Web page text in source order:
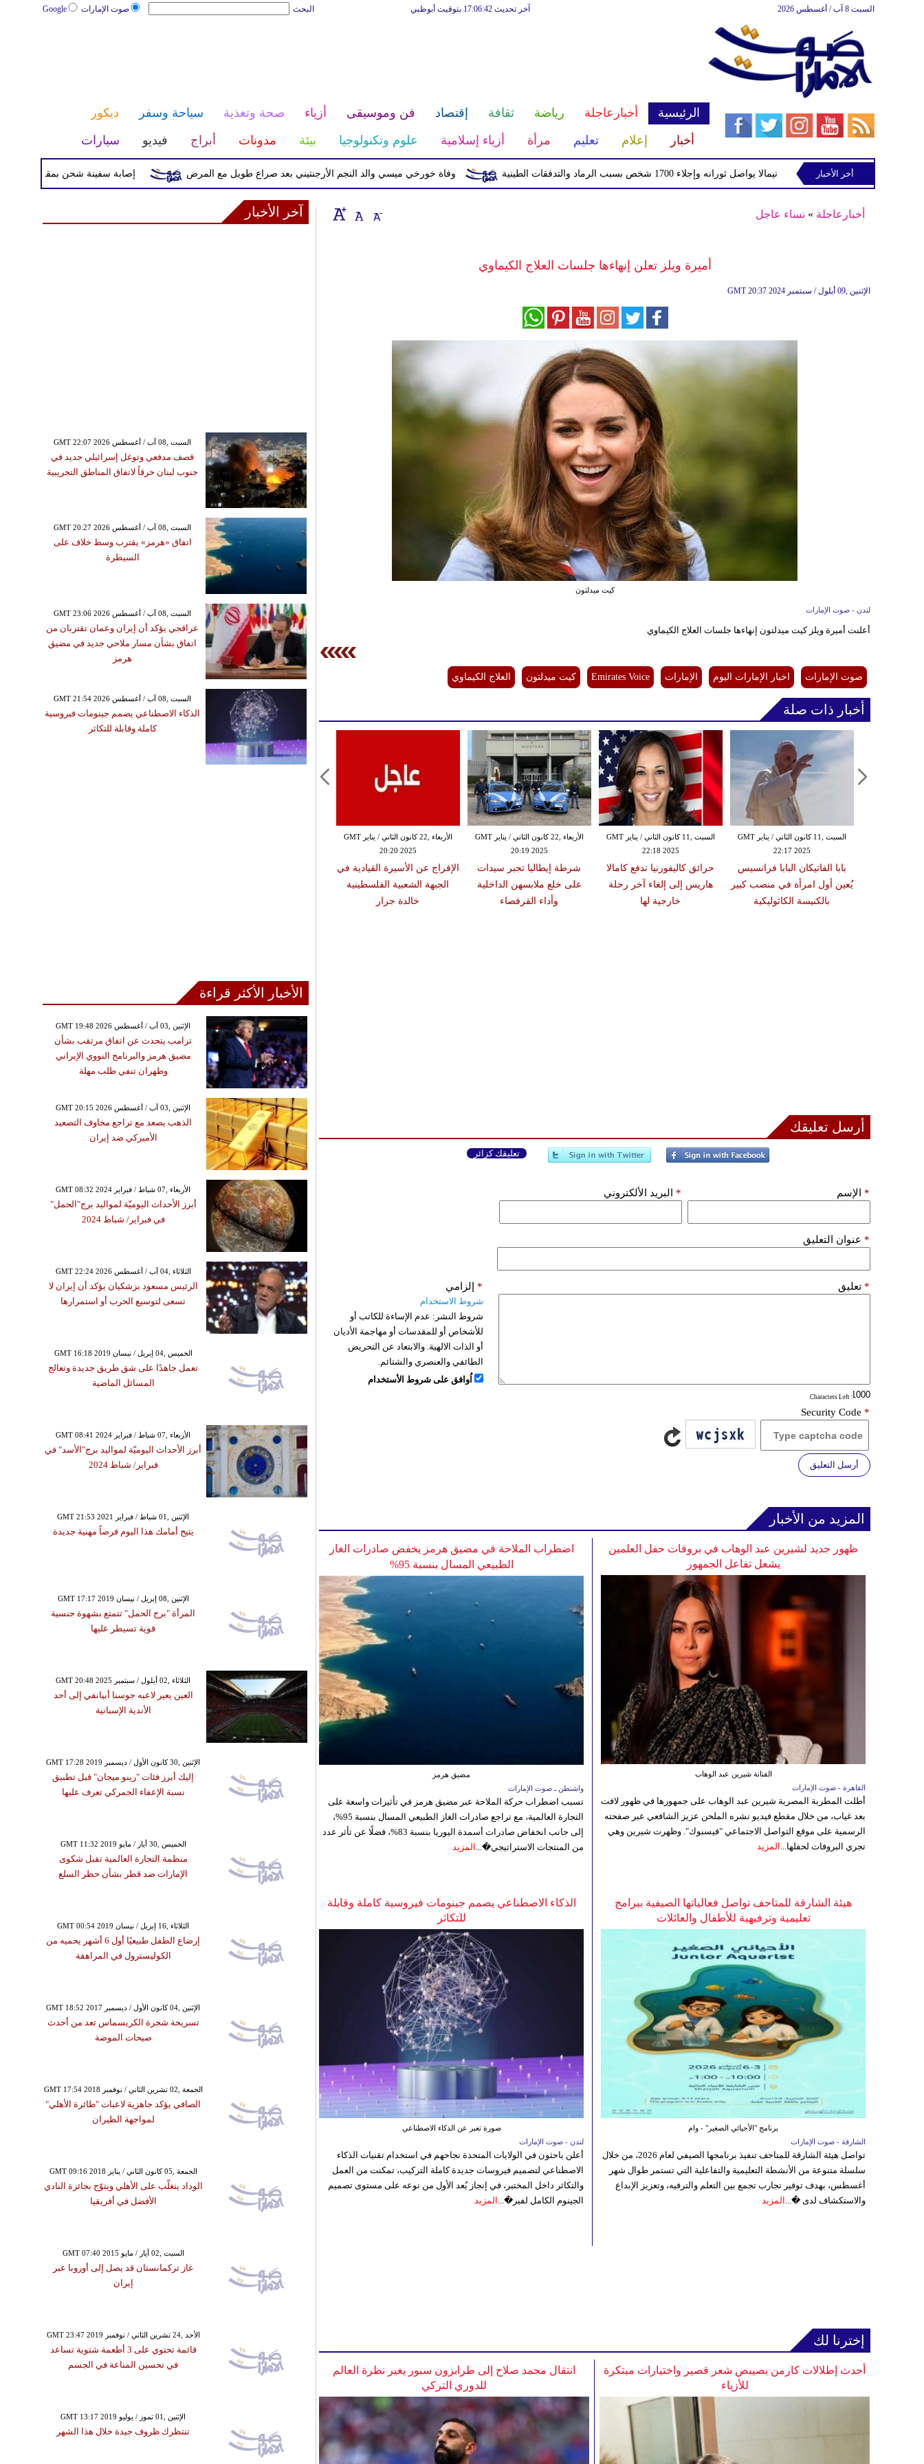
صوت الإمارات Google البحث آخر تحديث 17:06:42 بتوقيت أبوظبي السبت 8 آب / أغسطس 2026
الرئيسية أخبارعاجلة رياضة ثقافة إقتصاد فن وموسيقى أزياء صحة وتغذية سياحة وسفر
ديكور
أخبار
إعلام تعليم مرأة أزياء إسلامية علوم وتكنولوجيا بيئة مدونات أبراج فيديو سيارات
إصابة سفينة شحن بمقذوف مجهول قرب وفاة خورخي ميسي والد النجم الأرجنتيني بعد صراع طويل مع المرض بركان فويجو في جواتيمالا يواصل ثورانه وإجلاء 1700 شخص بسبب الرماد والتدفقات الطينية
أخر الأخبار
أخبارعاجلة » نساء عاجل
أميرة ويلز تعلن إنهاءها جلسات العلاج الكيماوي
GMT 20:37 2024 الإثنين ,09 أيلول / سبتمبر
كيت ميدلتون
لندن - صوت الإمارات
أعلنت أميرة ويلز كيت ميدلتون إنهاءها جلسات العلاج الكيماوي
صوت الإمارات اخبار الإمارات اليوم الإمارات Emirates Voice كيت ميدلتون العلاج الكيماوي
أخبار ذات صلة
الأربعاء ,22 كانون الثاني / يناير GMT
20:20 2025
الإفراج عن الأسيرة القيادية في
الجبهة الشعبية الفلسطينية
خالدة جرار
الأربعاء ,22 كانون الثاني / يناير GMT
20:19 2025
شرطة إيطاليا تجبر سيدات
على خلع ملابسهن الداخلية
وأداء القرفصاء
السبت ,11 كانون الثاني / يناير GMT
22:18 2025
حرائق كاليفورنيا تدفع كامالا
هاريس إلى إلغاء آخر رحلة
خارجية لها
السبت ,11 كانون الثاني / يناير GMT
22:17 2025
بابا الفاتيكان البابا فرانسيس
يُعين أول امرأة في منصب كبير
بالكنيسة الكاثوليكية
أرسل تعليقك
تعليقك كزائر
الإسم * البريد الألكتروني *
عنوان التعليق *
تعليق *
: Characters Left
إلزامي *
شروط الاستخدام
شروط النشر: عدم الإساءة للكاتب أو
للأشخاص أو للمقدسات أو مهاجمة الأديان
أو الذات الالهية. والابتعاد عن التحريض
الطائفي والعنصري والشتائم.
اُوافق على شروط الأستخدام
Security Code *
أرسل التعليق
المزيد من الأخبار
اضطراب الملاحة في مضيق هرمز يخفض صادرات الغاز
الطبيعي المسال بنسبة 95%
مضيق هرمز
واشنطن ـ صوت الإمارات
تسبب اضطراب حركة الملاحة عبر مضيق هرمز في تأثيرات واسعة على
التجارة العالمية، مع تراجع صادرات الغاز الطبيعي المسال بنسبة 95%،
إلى جانب انخفاض صادرات أسمدة اليوريا بنسبة 83%، فضلًا عن تأثر عدد
من المنتجات الاستراتيجي�... المزيد
ظهور جديد لشيرين عبد الوهاب في بروفات حفل العلمين
يشعل تفاعل الجمهور
الفنانة شيرين عبد الوهاب
القاهرة - صوت الإمارات
أطلت المطربة المصرية شيرين عبد الوهاب على جمهورها في ظهور لافت
بعد غياب، من خلال مقطع فيديو نشره الملحن عزيز الشافعي عبر صفحته
الرسمية على موقع التواصل الاجتماعي "فيسبوك". وظهرت شيرين وهي
تجري البروفات لحفلها... المزيد
الذكاء الاصطناعي يصمم جينومات فيروسية كاملة وقابلة
للتكاثر
صورة تعبر عن الذكاء الاصطناعي
لندن - صوت الإمارات
أعلن باحثون في الولايات المتحدة نجاحهم في استخدام تقنيات الذكاء
الاصطناعي لتصميم فيروسات جديدة كاملة التركيب، تمكنت من العمل
والتكاثر داخل المختبر، في إنجاز يُعد الأول من نوعه على مستوى تصميم
الجينوم الكامل لفير�... المزيد
هيئة الشارقة للمتاحف تواصل فعالياتها الصيفية ببرامج
تعليمية وترفيهية للأطفال والعائلات
برنامج "الأحيائي الصغير" - وام
الشارقة - صوت الإمارات
تواصل هيئة الشارقة للمتاحف تنفيذ برنامجها الصيفي لعام 2026، من خلال
سلسلة متنوعة من الأنشطة التعليمية والتفاعلية التي تستمر طوال شهر
أغسطس، بهدف توفير تجارب تجمع بين التعلم والترفيه، وتعزيز الإبداع
والاستكشاف لدى �... المزيد
إخترنا لك
انتقال محمد صلاح إلى طرابزون سبور يغير نظرة العالم
للدوري التركي
أحدث إطلالات كارمن بصيبص شعر قصير واختيارات مبتكرة
للأزياء
آخر الأخبار
GMT 22:07 2026 السبت ,08 آب / أغسطس
قصف مدفعي وتوغل إسرائيلي جديد في
جنوب لبنان خرقاً لاتفاق المناطق التجريبية
GMT 20:27 2026 السبت ,08 آب / أغسطس
اتفاق «هرمز» يقترب وسط خلاف على
السيطرة
GMT 23:06 2026 السبت ,08 آب / أغسطس
عراقجي يؤكد أن إيران وعمان تقتربان من
اتفاق بشأن مسار ملاحي جديد في مضيق
هرمز
GMT 21:54 2026 السبت ,08 آب / أغسطس
الذكاء الاصطناعي يصمم جينومات فيروسية
كاملة وقابلة للتكاثر
الأخبار الأكثر قراءة
GMT 19:48 2026 الإثنين ,03 آب / أغسطس
ترامب يتحدث عن اتفاق مرتقب بشأن
مضيق هرمز والبرنامج النووي الإيراني
وطهران تنفي طلب مهلة
GMT 20:15 2026 الإثنين ,03 آب / أغسطس
الذهب يصعد مع تراجع مخاوف التصعيد
الأميركي ضد إيران
GMT 08:32 2024 الأربعاء ,07 شباط / فبراير
أبرز الأحداث اليوميّة لمواليد برج"الحمل"
في فبراير/ شباط 2024
GMT 22:24 2026 الثلاثاء ,04 آب / أغسطس
الرئيس مسعود بزشكيان يؤكد أن إيران لا
تسعى لتوسيع الحرب أو استمرارها
GMT 16:18 2019 الخميس ,04 إبريل / نيسان
تعمل جاهدًا على شق طريق جديدة وتعالج
المسائل الماضية
GMT 08:41 2024 الأربعاء ,07 شباط / فبراير
أبرز الأحداث اليوميّة لمواليد برج"الأسد" في
فبراير/ شباط 2024
GMT 21:53 2021 الإثنين ,01 شباط / فبراير
يتيح أمامك هذا اليوم فرصاً مهنية جديدة
GMT 17:17 2019 الإثنين ,08 إبريل / نيسان
المرأة "برج الحمل" تتمتع بشهوة جنسية
قوية تسيطر عليها
GMT 20:48 2025 الثلاثاء ,02 أيلول / سبتمبر
العين يعير لاعبه جوسنا أبيانفي إلى أحد
الأندية الإسبانية
GMT 17:28 2019 الإثنين ,30 كانون الأول / ديسمبر
إليك أبرز فئات "رينو ميجان" قبل تطبيق
نسبة الإعفاء الجمركي تعرف عليها
GMT 11:32 2019 الخميس ,30 أيار / مايو
منظمة التجارة العالمية تقبل شكوى
الإمارات ضد قطر بشأن حظر السلع
GMT 00:54 2019 الثلاثاء ,16 إبريل / نيسان
إرضاع الطفل طبيعيًا أول 6 أشهر يحميه من
الكوليسترول في المراهقة
GMT 18:52 2017 الإثنين ,04 كانون الأول / ديسمبر
تسريحة شجرة الكريسماس تعد من أحدث
صيحات الموضة
GMT 17:54 2018 الجمعة ,02 تشرين الثاني / نوفمبر
الصافي يؤكد جاهزية لاعبات "طائرة الأهلي"
لمواجهة الطيران
GMT 09:16 2018 الجمعة ,05 كانون الثاني / يناير
الوداد يتغلّب على الأهلي ويتوّج بجائزة النادي
الأفضل في أفريقيا
GMT 07:40 2015 السبت ,02 أيار / مايو
غاز تركمانستان قد يصل إلى أوروبا عبر
إيران
GMT 23:47 2019 الأحد ,24 تشرين الثاني / نوفمبر
قائمة تحتوي على 3 أطعمة شتوية تساعد
في تحسين المناعة في الجسم
GMT 13:17 2019 الإثنين ,01 تموز / يوليو
تنتظرك ظروف جيدة خلال هذا الشهر